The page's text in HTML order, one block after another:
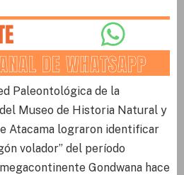
Paleontológica de la
Museo de Historia Natural y
Atacama lograron identificar
volador” del período
Gondwana hace